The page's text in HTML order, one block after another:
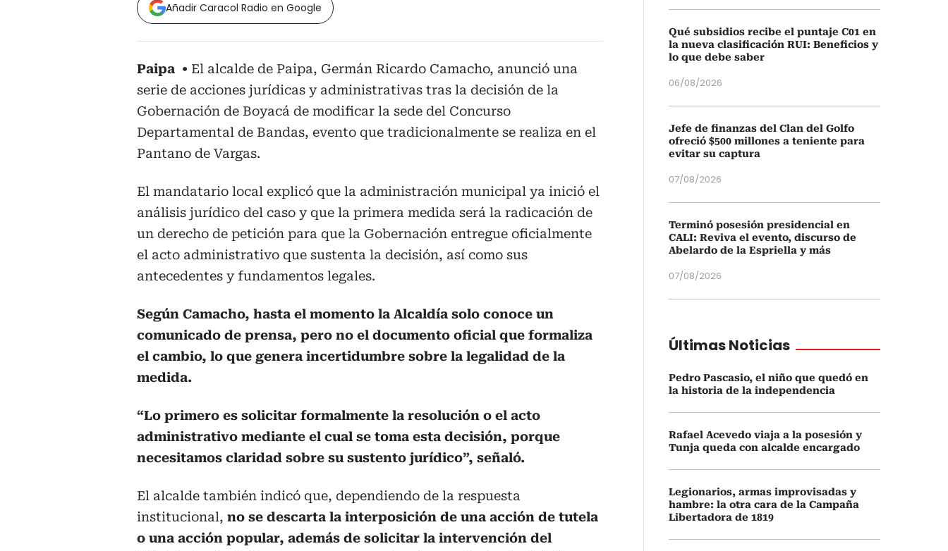
Añadir Caracol Radio en Google
Paipa
El alcalde de Paipa, Germán Ricardo Camacho, anunció una
serie de acciones jurídicas y administrativas tras la decisión de la
Gobernación de Boyacá de modificar la sede del Concurso
Departamental de Bandas, evento que tradicionalmente se realiza en el
Pantano de Vargas.
El mandatario local explicó que la administración municipal ya inició el
análisis jurídico del caso y que la primera medida será la radicación de
un derecho de petición para que la Gobernación entregue oficialmente
el acto administrativo que sustenta la decisión, así como sus
antecedentes y fundamentos legales.
Según Camacho, hasta el momento la Alcaldía solo conoce un
comunicado de prensa, pero no el documento oficial que formaliza
el cambio, lo que genera incertidumbre sobre la legalidad de la
medida.
“Lo primero es solicitar formalmente la resolución o el acto
administrativo mediante el cual se toma esta decisión, porque
necesitamos claridad sobre su sustento jurídico”, señaló.
El alcalde también indicó que, dependiendo de la respuesta
institucional, no se descarta la interposición de una acción de tutela
o una acción popular, además de solicitar la intervención del
Qué subsidios recibe el puntaje C01 en
la nueva clasificación RUI: Beneficios y
lo que debe saber
06/08/2026
Jefe de finanzas del Clan del Golfo
ofreció $500 millones a teniente para
evitar su captura
07/08/2026
Terminó posesión presidencial en
CALI: Reviva el evento, discurso de
Abelardo de la Espriella y más
07/08/2026
Últimas Noticias
Pedro Pascasio, el niño que quedó en
la historia de la independencia
Rafael Acevedo viaja a la posesión y
Tunja queda con alcalde encargado
Legionarios, armas improvisadas y
hambre: la otra cara de la Campaña
Libertadora de 1819